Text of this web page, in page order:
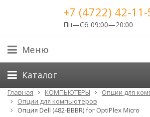
+7 (4722) 42-11-
Пн—Сб 09:00—20:00
Меню
Каталог
Главная КОМПЬЮТЕРЫ
Опции для
Опции для компьютеров
Опция Dell (482-BBBR) for OptiPlex Micro